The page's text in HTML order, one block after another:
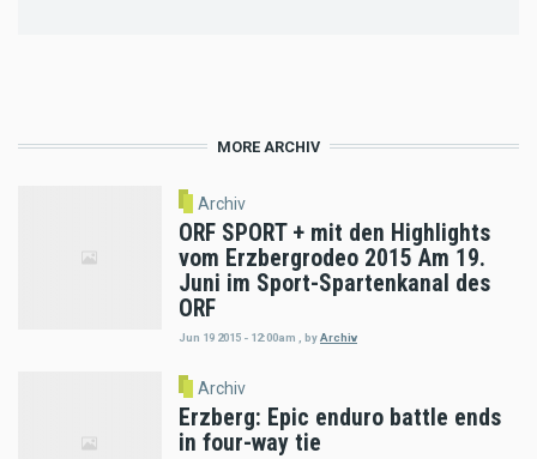
MORE ARCHIV
Archiv
ORF SPORT + mit den Highlights
vom Erzbergrodeo 2015 Am 19.
Juni im Sport-Spartenkanal des
ORF
Jun 19 2015 - 12:00am byArchiv
Archiv
Erzberg: Epic enduro battle ends
in four-way tie